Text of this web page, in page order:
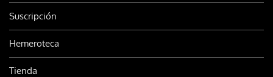
Suscripción
Hemeroteca
Tienda